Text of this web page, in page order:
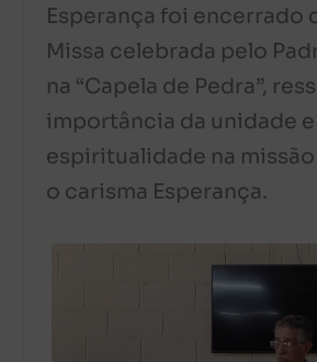
Esperança foi encerrado
Missa celebrada pelo
na “Capela de Pedra”,
importância da unidade e
espiritualidade na
o carisma Esperança.